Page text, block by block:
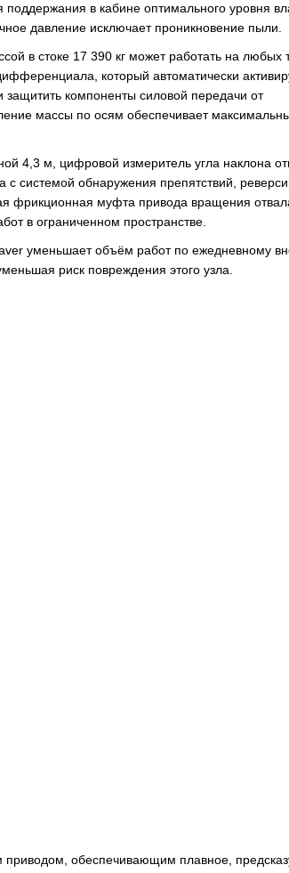
поддержания в кабине оптимального уровня
давление исключает проникновение пыли.
в стоке 17 390 кг может работать на любых
который автоматически
защитить компоненты силовой передачи от
массы по осям обеспечивает
4,3 м, цифровой измеритель угла наклона
с системой обнаружения препятствий,
фрикционная муфта привода вращения
в ограниченном пространстве.
уменьшает объём работ по ежедневному
риск повреждения этого узла.
обеспечивающим плавное,